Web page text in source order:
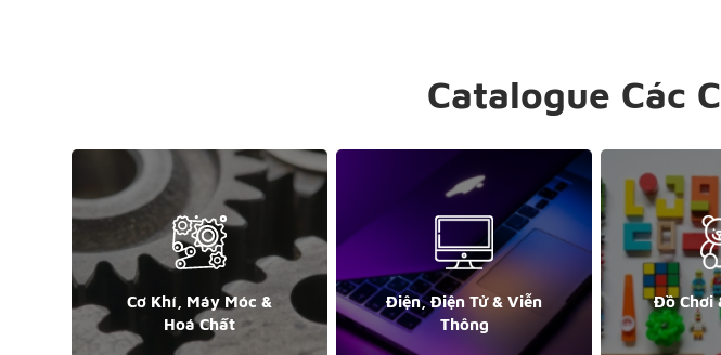
Catalogue Các
Cơ Khí, Máy Móc &
Hoá Chất
Điện, Điện Tử & Viễn
Thông
Đồ Chơi